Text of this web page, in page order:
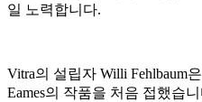
일 노력합니다.
Vitra의 설립자 Willi Fehlbaum
Eames의 작품을 처음 접했습